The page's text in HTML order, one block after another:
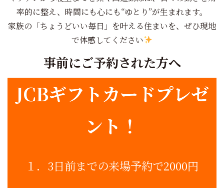
率的に整え、時間にも心にも“ゆとり”が生まれます。
家族の「ちょうどいい毎日」を叶える住まいを、ぜひ現地
で体感してください
事前にご予約された方へ
JCBギフトカードプレゼ
ント！
１．3日前までの来場予約で2000円